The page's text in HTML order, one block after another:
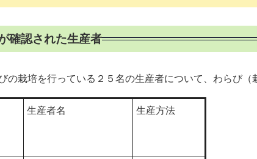
確認された生産者
栽培を行っている２５名の生産者について、わらび（
生産者名 生産方法